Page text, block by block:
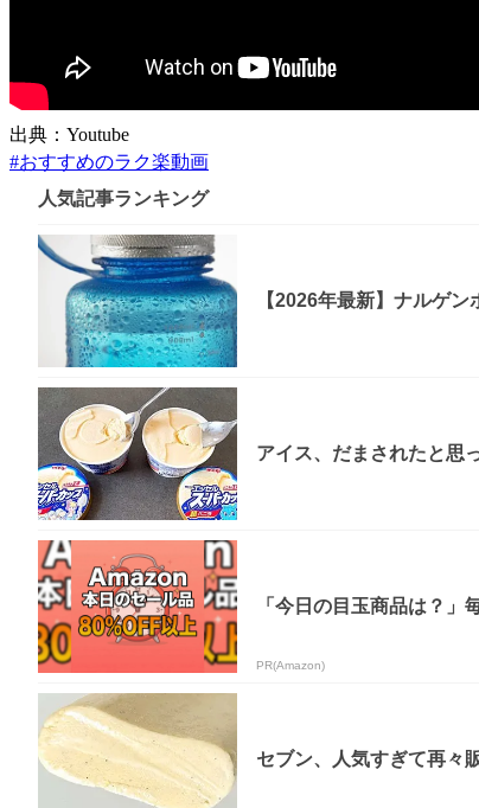
出典：Youtube
#おすすめのラク楽動画
人気記事ランキング
【2026年最新】ナルゲ
アイス、だまされたと思
「今日の目玉商品は？
PR(Amazon)
セブン、人気すぎて再々